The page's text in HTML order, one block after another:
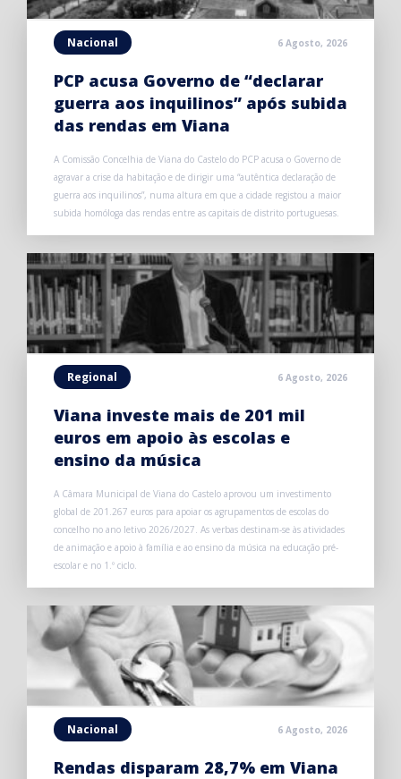
Nacional 6 Agosto, 2026
PCP acusa Governo de “declarar
guerra aos inquilinos” após subida
das rendas em Viana
A Comissão Concelhia de Viana do Castelo do PCP acusa o Governo de
agravar a crise da habitação e de dirigir uma “autêntica declaração de
guerra aos inquilinos”, numa altura em que a cidade registou a maior
subida homóloga das rendas entre as capitais de distrito portuguesas.
Regional 6 Agosto, 2026
Viana investe mais de 201 mil
euros em apoio às escolas e
ensino da música
A Câmara Municipal de Viana do Castelo aprovou um investimento
global de 201.267 euros para apoiar os agrupamentos de escolas do
concelho no ano letivo 2026/2027. As verbas destinam-se às atividades
de animação e apoio à família e ao ensino da música na educação pré-
escolar e no 1.º ciclo.
Nacional 6 Agosto, 2026
Rendas disparam 28,7% em Viana